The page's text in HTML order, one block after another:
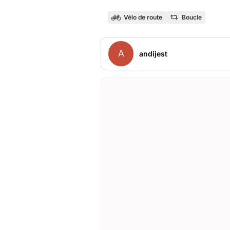
Vélo de route Boucle
A andijest